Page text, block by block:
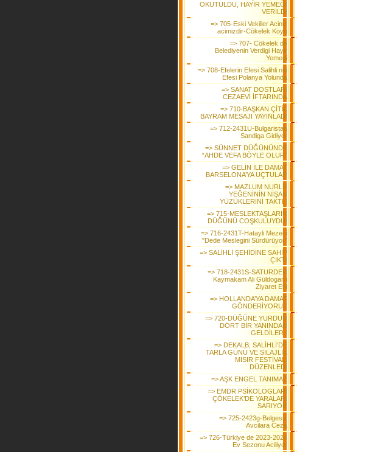
OKUTULDU, HAYIR YEMEĞİ
VERİLDİ
=> 705-Eski Vekiller Aciniz
acimizdir-Cökelek Köyü
=> 707- Cökelek de
Belediyenin Verdigi Hayir
Yemegi
=> 708-Efelerin Efesi Salihli nin
Efesi Polanya Yolunda
=> SANAT DOSTLARI
CEZAEVİ İFTARINDA
=> 710-BAŞKAN ÇİTİL
BAYRAM MESAJI YAYINLADI
=> 712-2431U-Bulgaristan
Sandiga Gidiyor
=> SÜNNET DÜĞÜNÜNDE
“AHDE VEFA BÖYLE OLUR”
=> GELİN İLE DAMAT
BARSELONA’YA UÇTULAR
=> MAZLUM NURLU
YEĞENİNİN NİŞAN
YÜZÜKLERİNİ TAKTI !
=> 715-MESLEKTAŞLARIN
DÜĞÜNÜ COŞKULUYDU!
=> 716-2431T-Hatayli Mezeci
"Dede Meslegini Sürdürüyor"
=> SALİHLİ ŞEHİDİNE SAHİP
ÇIKTI
=> 718-2431S-SATURDER
Kaymakam Ali Güldogan'i
Ziyaret Etti
=> HOLLANDA’YA DAMAT
GÖNDERİYORUZ
=> 720-DÜĞÜNE YURDUN
DÖRT BİR YANINDAN
GELDİLER !
=> DEKALB; SALİHLİ’DE
TARLA GÜNÜ VE SILAJLIK
MISIR FESTİVALİ
DÜZENLEDİ
=> AŞK ENGEL TANIMAZ
=> EMDR PSİKOLOGLARI
ÇÖKELEK’DE YARALARI
SARIYOR
=> 725-2423g-Belgesiz
Avcilara Ceza
=> 726-Türkiye de 2023-2024
Ev Sezonu Aciliyor